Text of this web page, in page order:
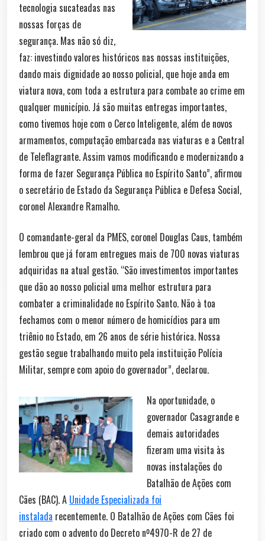
tecnologia sucateadas nas
nossas forças de
segurança. Mas não só diz,
faz: investindo valores históricos nas nossas instituições,
dando mais dignidade ao nosso policial, que hoje anda em
viatura nova, com toda a estrutura para combate ao crime em
qualquer município. Já são muitas entregas importantes,
como tivemos hoje com o Cerco Inteligente, além de novos
armamentos, computação embarcada nas viaturas e a Central
de Teleflagrante. Assim vamos modificando e modernizando a
forma de fazer Segurança Pública no Espírito Santo”, afirmou
o secretário de Estado da Segurança Pública e Defesa Social,
coronel Alexandre Ramalho.
O comandante-geral da PMES, coronel Douglas Caus, também
lembrou que já foram entregues mais de 700 novas viaturas
adquiridas na atual gestão. “São investimentos importantes
que dão ao nosso policial uma melhor estrutura para
combater a criminalidade no Espírito Santo. Não à toa
fechamos com o menor número de homicídios para um
triênio no Estado, em 26 anos de série histórica. Nossa
gestão segue trabalhando muito pela instituição Polícia
Militar, sempre com apoio do governador”, declarou.
Na oportunidade, o
governador Casagrande e
demais autoridades
fizeram uma visita às
novas instalações do
Batalhão de Ações com
Cães (BAC). A Unidade Especializada foi
instalada recentemente. O Batalhão de Ações com Cães foi
criado com o advento do Decreto nº4970-R de 27 de